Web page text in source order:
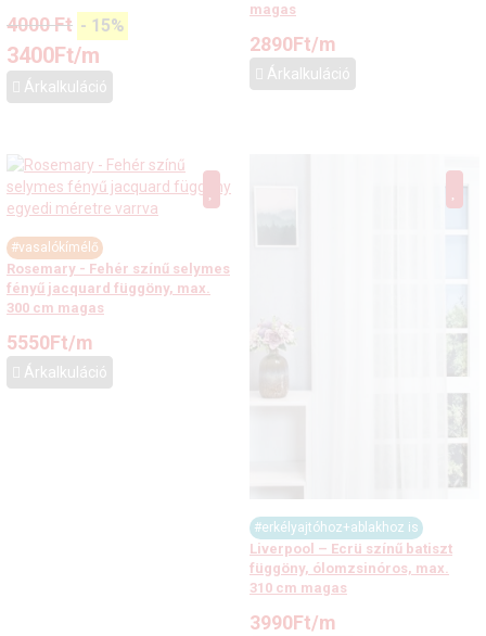
4000Ft - 15%
3400Ft/m
Árkalkuláció
magas
2890Ft/m
Árkalkuláció
#vasalókímélő
Rosemary - Fehér színű selymes
fényű jacquard függöny, max.
300 cm magas
5550Ft/m
Árkalkuláció
#erkélyajtóhoz+ablakhoz is
Liverpool – Ecrü színű batiszt
függöny, ólomzsinóros, max.
310 cm magas
3990Ft/m